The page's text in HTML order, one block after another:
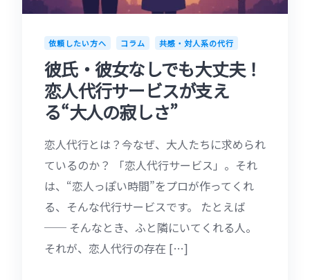
依頼したい方へ コラム 共感・対人系の代行
彼氏・彼女なしでも大丈夫！
恋人代行サービスが支え
る“大人の寂しさ”
恋人代行とは？今なぜ、大人たちに求められ
ているのか？ 「恋人代行サービス」。それ
は、“恋人っぽい時間”をプロが作ってくれ
る、そんな代行サービスです。 たとえば
── そんなとき、ふと隣にいてくれる人。
それが、恋人代行の存在 […]